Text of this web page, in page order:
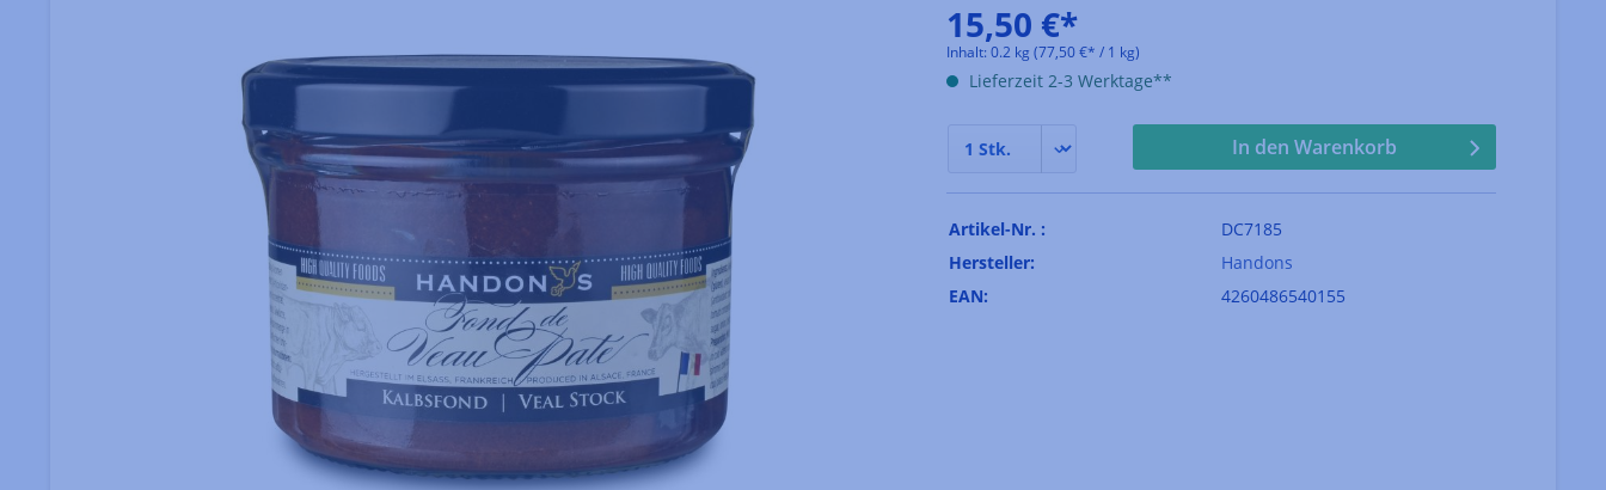
15,50 €*
Inhalt: 0.2 kg (77,50 €* / 1 kg)
Lieferzeit 2-3 Werktage**
In den Warenkorb
Artikel-Nr. :
DC7185
Hersteller:
Handons
EAN:
4260486540155